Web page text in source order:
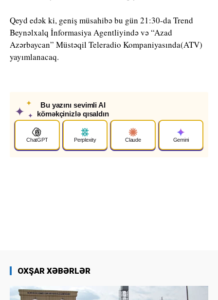
Qeyd edək ki, geniş müsahibə bu gün 21:30-da Trend
Beynəlxalq İnformasiya Agentliyində və “Azad
Azərbaycan” Müstəqil Teleradio Kompaniyasında(ATV)
yayımlanacaq.
✦
✦
✦
Bu yazını sevimli AI
köməkçinizlə qısaldın
ChatGPT Perplexity Claude Gemini
OXŞAR XƏBƏRLƏR